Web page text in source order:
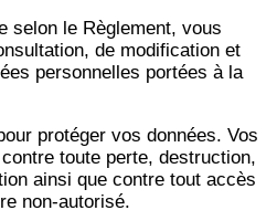
selon le Règlement, vous
de modification et
personnelles portées à la
protéger vos données. Vos
toute perte, destruction,
ainsi que contre tout accès
non-autorisé.